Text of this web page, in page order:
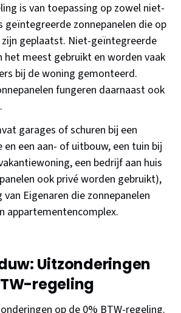
is van toepassing op zowel niet-
geïntegreerde zonnepanelen die op
geplaatst. Niet-geïntegreerde
het meest gebruikt en worden vaak
bij de woning gemonteerd.
fungeren daarnaast ook
garages of schuren bij een
en een aan- of uitbouw, een tuin bij
een bedrijf aan huis
ook privé worden gebruikt),
van Eigenaren die zonnepanelen
appartementencomplex.
Uitzonderingen
regeling
op de 0% BTW-regeling.